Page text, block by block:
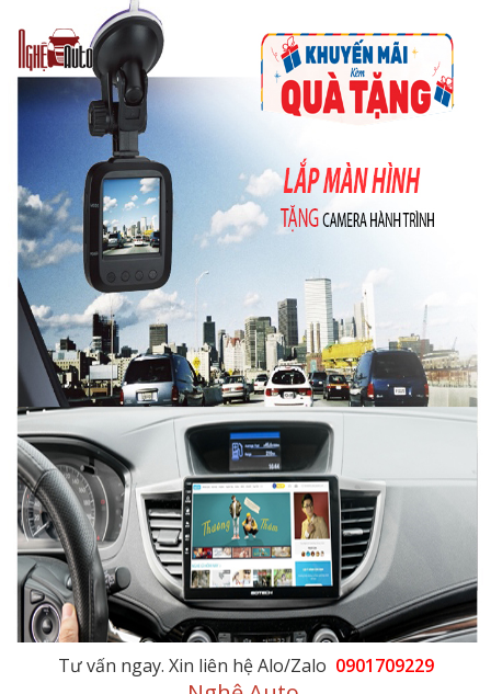
Tư vấn ngay. Xin liên hệ Alo/Zalo 0901709229